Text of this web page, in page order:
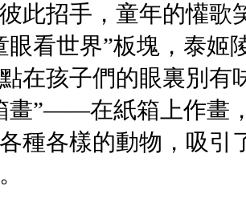
此招手，童年的懽歌
世界”板塊，泰姬
在孩子們的眼裏別有
畫”——在紙箱上作畫
種各樣的動物，吸引